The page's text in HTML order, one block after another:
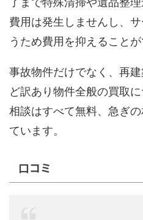
費用は発生しませんし、
うため費用を抑えることが
事故物件だけでなく、再
ど訳あり物件全般の買取
相談はすべて無料、急ぎ
ています。
口コミ